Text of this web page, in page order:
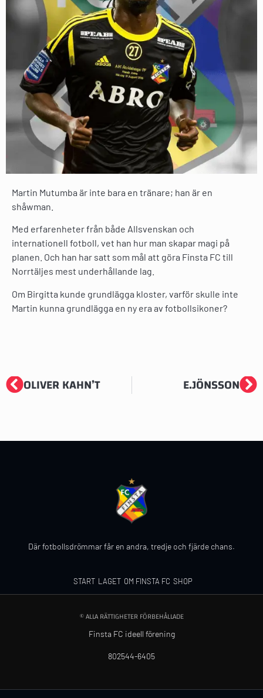
Martin Mutumba är inte bara en tränare; han är en
shåwman.
Med erfarenheter från både Allsvenskan och
internationell fotboll, vet han hur man skapar magi på
planen. Och han har satt som mål att göra Finsta FC till
Norrtäljes mest underhållande lag.
Om Birgitta kunde grundlägga kloster, varför skulle inte
Martin kunna grundlägga en ny era av fotbollsikoner?
OLIVER KAHN’T E.JÖNSSON
Där fotbollsdrömmar får en andra, tredje och fjärde chans.
START LAGET OM FINSTA FC SHOP
© ALLA RÄTTIGHETER FÖRBEHÅLLADE
Finsta FC ideell förening
802544-6405